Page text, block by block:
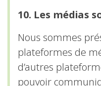
10. Les médias
Nous sommes
plateformes de
d’autres
pouvoir